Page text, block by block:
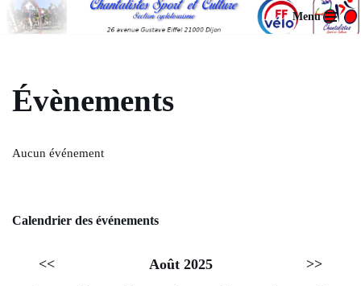
contenu
Menu
Évènements
Aucun événement
Calendrier des événements
<< Août 2025 >>